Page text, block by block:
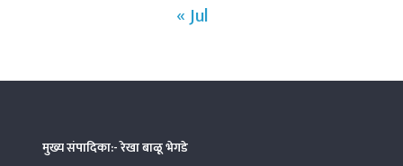
« Jul
मुख्य संपादिका:- रेखा बाळू भेगडे